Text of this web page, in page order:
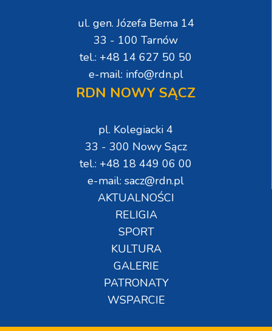
ul. gen. Józefa Bema 14
33 - 100 Tarnów
tel.: +48 14 627 50 50
e-mail: info@rdn.pl
RDN NOWY SĄCZ
pl. Kolegiacki 4
33 - 300 Nowy Sącz
tel.: +48 18 449 06 00
e-mail: sacz@rdn.pl
AKTUALNOŚCI
RELIGIA
SPORT
KULTURA
GALERIE
PATRONATY
WSPARCIE